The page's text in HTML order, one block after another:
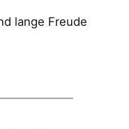
lange Freude